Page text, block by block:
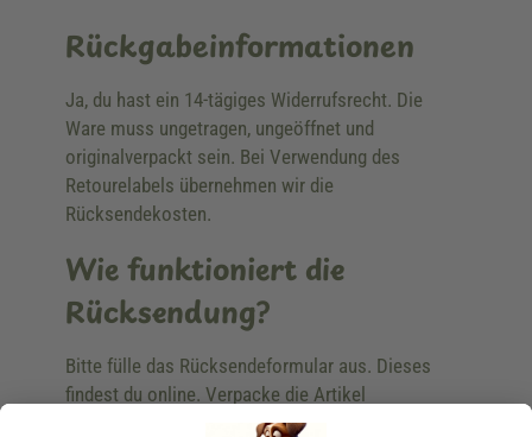
Rückgabeinformationen
Ja, du hast ein 14-tägiges Widerrufsrecht. Die
Ware muss ungetragen, ungeöffnet und
originalverpackt sein. Bei Verwendung des
Retourelabels übernehmen wir die
Rücksendekosten.
Wie funktioniert die
Rücksendung?
Bitte fülle das Rücksendeformular aus. Dieses
findest du online. Verpacke die Artikel
anschließend sicher und klebe das